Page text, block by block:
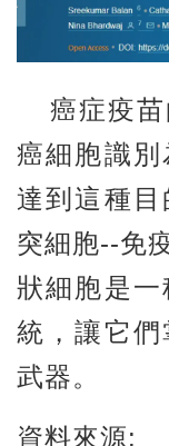
癌症疫
癌細胞識別
達到這種
突細胞--免
狀細胞是
統，讓它
武器。
資料來源: